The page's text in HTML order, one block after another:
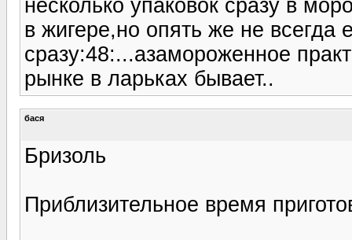
несколько упаковок сразу в
в жигере,но опять же не всегда
сразу:48:...азамороженное
рынке в ларьках бывает..
бася
Бризоль
Приблизительное время